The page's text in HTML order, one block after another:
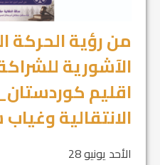
من رؤية الحركة
الآشورية
اقليم
الانتقالية
الأحد يونيو 28